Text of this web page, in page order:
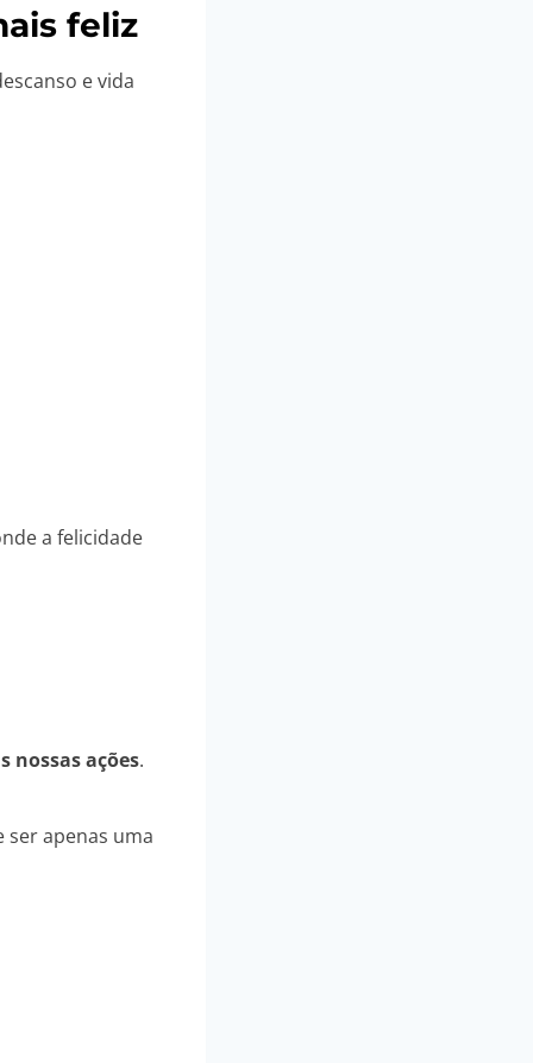
feliz
e vida
a felicidade
nossas ações.
apenas uma